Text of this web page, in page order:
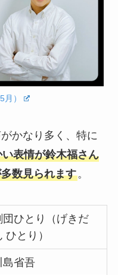
）
かなり多く、特に
表情が鈴木福さん
数見られます。
団ひとり（げきだ
ひとり）
島省吾